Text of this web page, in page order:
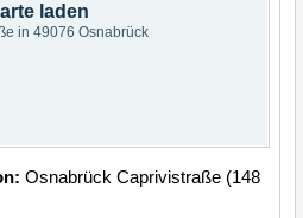
laden
in 49076 Osnabrück
Osnabrück Caprivistraße (148